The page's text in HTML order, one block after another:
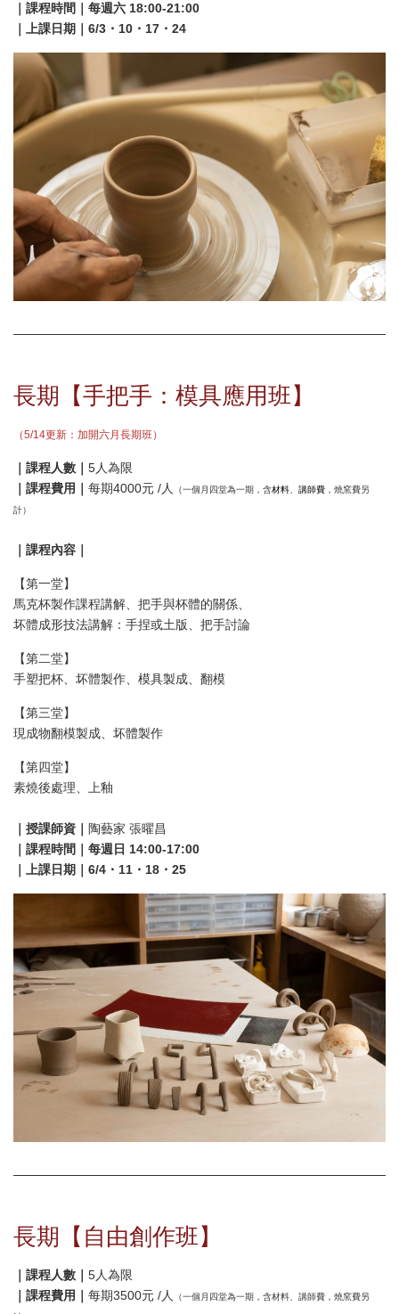
｜課程時間｜每週六 18:00-21:00
｜上課日期｜6/3・10・17・24
長期【手把手：模具應用班】
（5/14更新：加開六月長期班）
｜課程人數｜ 5人為限
｜課程費用｜ 每期4000元 /人 （一個月四堂為一期，含材料 講師費 ，燒窯費另
計）
｜課程內容｜
【第一堂】
馬克杯製作課程講解、把手與杯體的關係、
坏體成形技法講解：手捏或土版、把手討論
【第二堂】
手塑把杯、坏體製作、模具製成、翻模
【第三堂】
現成物翻模製成、坏體製作
【第四堂】
素燒後處理、上釉
｜授課師資｜
陶藝家 張曜昌
｜課程時間｜每週日 14:00-17:00
｜上課日期｜6/4・11・18・25
長期【自由創作班】
｜課程人數｜ 5人為限
｜課程費用｜ 每期3500元 /人 （一個月四堂為一期，含材料、講師費，燒窯費另